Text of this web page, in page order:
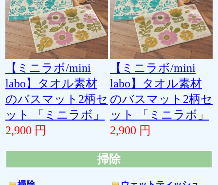
【ミニラボ/mini
labo】タオル素材
のバスマット2柄セ
ット 「ミニラボ」
2,900 円
【ミニラボ/mini
labo】タオル素材
のバスマット2柄セ
ット 「ミニラボ」
2,900 円
掃除